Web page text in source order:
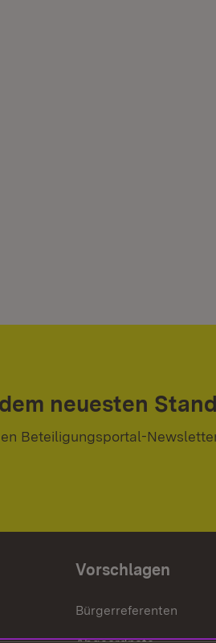
neuesten Stand
Beteiligungsportal-
Vorschlagen
Bürgerreferenten